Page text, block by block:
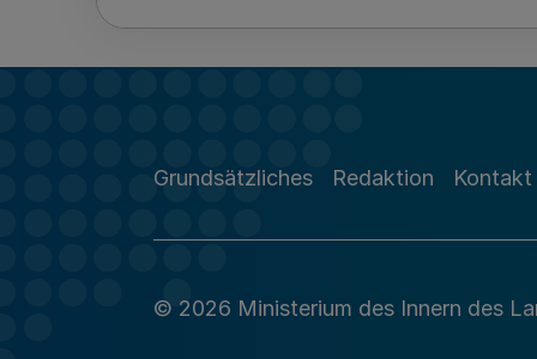
Ausfertigungsdatum 31.10.2023
Grundsätzliches Redaktion Kontakt
© 2026 Ministerium des Innern des